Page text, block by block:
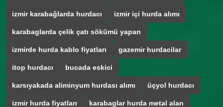
izmir karabağlarda hurdacı izmir içi hurda alımı
karabaglarda çelik çatı sökümü yapan
izmirde hurda kablo fiyatları gazemir hurdacilar
itop hurdacı bucada eskici
karsıyakada aliminyum hurdası alımı üçyol hurdacı
izmir hurda fiyatları karabaglar hurda metal alan